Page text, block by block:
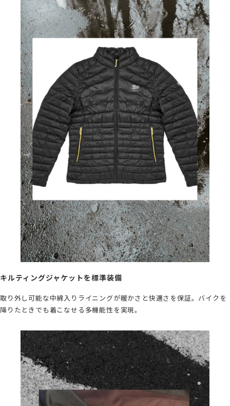
キルティングジャケットを標準装備
取り外し可能な中綿入りライニングが暖かさと快適さを保証。バイクを
降りたときでも着こなせる多機能性を実現。